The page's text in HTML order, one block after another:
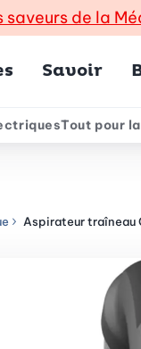
saveurs de la
Savoir
Tout pour
Aspirateur traîneau